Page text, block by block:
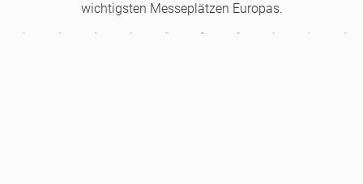
wichtigsten Messeplätzen Europas.